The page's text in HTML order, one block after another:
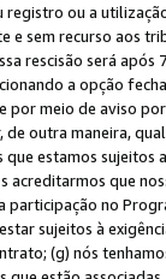
ou a
e sem recurso aos
rescisão será
a opção
por meio de aviso
de outra maneira,
estamos
acreditarmos que
participação no
sujeitos à
(g) nós